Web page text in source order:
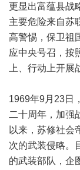
更显出富蕴县战
主要危险来自苏
高警惕，保卫祖
应中央号召，按
上、行动上开展
1969年9月23日
二十周年，加强
以来，苏修社会
次的武装侵略。
的武装部队，企